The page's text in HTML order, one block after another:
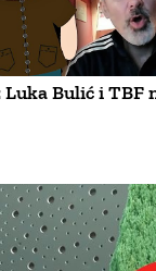
Luka Bulić i TBF